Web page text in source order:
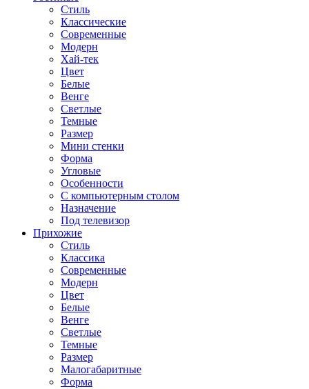
Стиль
Классические
Современные
Модерн
Хай-тек
Цвет
Белые
Венге
Светлые
Темные
Размер
Мини стенки
Форма
Угловые
Особенности
С компьютерным столом
Назначение
Под телевизор
Прихожие
Стиль
Классика
Современные
Модерн
Цвет
Белые
Венге
Светлые
Темные
Размер
Малогабаритные
Форма